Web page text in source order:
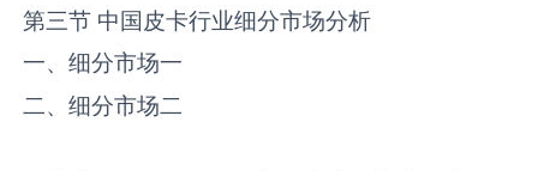
第三节 中国‌‌皮卡‌‌‌行业细分市场分析
一、细分市场一
二、细分市场二